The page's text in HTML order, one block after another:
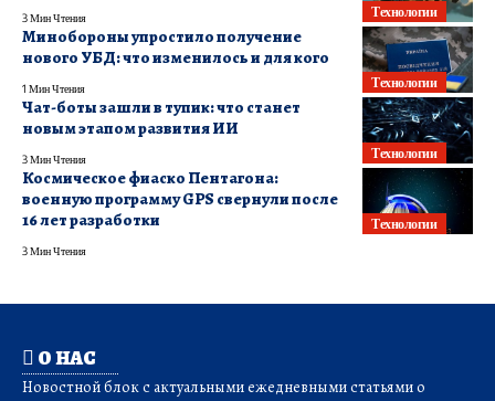
Технологии
3 Мин Чтения
Технологии
Минобороны упростило получение
нового УБД: что изменилось и для кого
1 Мин Чтения
Технологии
Чат-боты зашли в тупик: что станет
новым этапом развития ИИ
3 Мин Чтения
Технологии
Космическое фиаско Пентагона:
военную программу GPS свернули после
16 лет разработки
3 Мин Чтения
О НАС
Новостной блок с актуальными ежедневными статьями о